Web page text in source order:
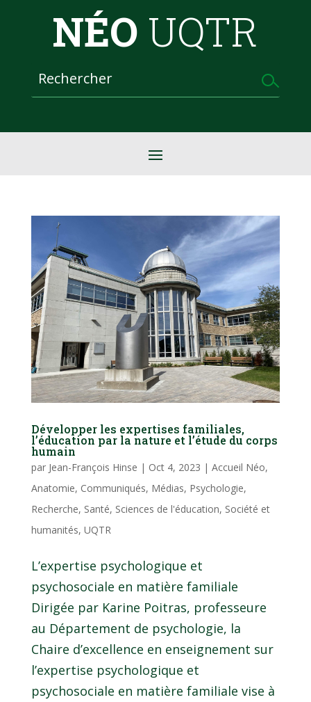
NÉO UQTR
Développer les expertises familiales,
l’éducation par la nature et l’étude du corps
humain
par Jean-François Hinse | Oct 4, 2023 | Accueil Néo,
Anatomie, Communiqués, Médias, Psychologie,
Recherche, Santé, Sciences de l'éducation, Société et
humanités, UQTR
L’expertise psychologique et
psychosociale en matière familiale
Dirigée par Karine Poitras, professeure
au Département de psychologie, la
Chaire d’excellence en enseignement sur
l’expertise psychologique et
psychosociale en matière familiale vise à